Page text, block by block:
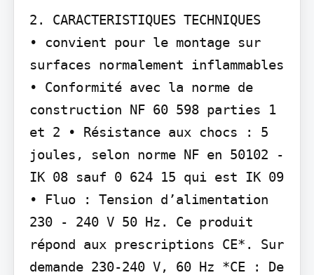
2. CARACTERISTIQUES TECHNIQUES
• convient pour le montage sur
surfaces normalement inflammables
• Conformité avec la norme de
construction NF 60 598 parties 1
et 2 • Résistance aux chocs : 5
joules, selon norme NF en 50102 -
IK 08 sauf 0 624 15 qui est IK 09
• Fluo : Tension d’alimentation
230 - 240 V 50 Hz. Ce produit
répond aux prescriptions CE*. Sur
demande 230-240 V, 60 Hz *CE : De